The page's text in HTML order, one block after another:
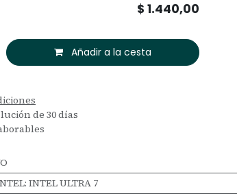
Añadir a la cesta
$1.440,00
de 30 días
: INTEL ULTRA 7